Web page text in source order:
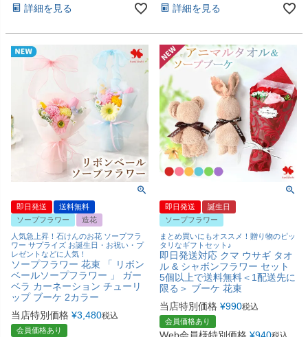
詳細を見る 詳細を見る
即日発送
送料無料
ソープフラワー
造花
人気急上昇！石けんのお花 ソープフラ
ワー サプライズ お誕生日・お祝い・プ
レゼントなどに人気！
ソープフラワー 花束 「 リボン
ベールソープフラワー 」 ガー
ベラ カーネーション チューリ
ップ ブーケ 2カラー
当店特別価格 ¥3,480税込
会員価格あり
即日発送
誕生日
ソープフラワー
まとめ買いにもオススメ！贈り物のピッ
タリなギフトセット♪
即日発送対応 クマ ウサギ タオ
ル & シャボンフラワー セット
5個以上で送料無料＜1配送先に
限る＞ ブーケ 花束
当店特別価格 ¥990税込
会員価格あり